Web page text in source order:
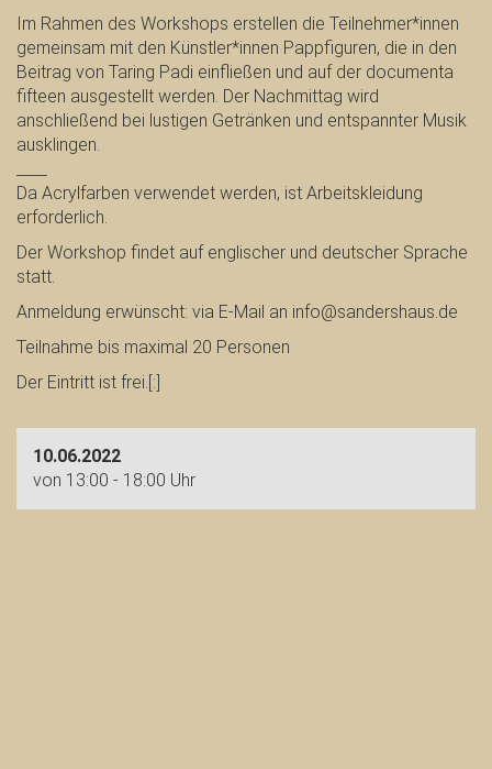
Im Rahmen des Workshops erstellen die Teilnehmer*innen
gemeinsam mit den Künstler*innen Pappfiguren, die in den
Beitrag von Taring Padi einfließen und auf der documenta
fifteen ausgestellt werden. Der Nachmittag wird
anschließend bei lustigen Getränken und entspannter Musik
ausklingen.
Da Acrylfarben verwendet werden, ist Arbeitskleidung
erforderlich.
Der Workshop findet auf englischer und deutscher Sprache
statt.
Anmeldung erwünscht: via E-Mail an info@sandershaus.de
Teilnahme bis maximal 20 Personen
Der Eintritt ist frei.[:]
10.06.2022
von 13:00 - 18:00 Uhr